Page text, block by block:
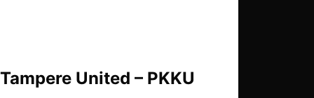
Tampere United – PKKU